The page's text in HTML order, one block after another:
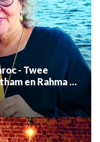
- Twee
en Rahma el